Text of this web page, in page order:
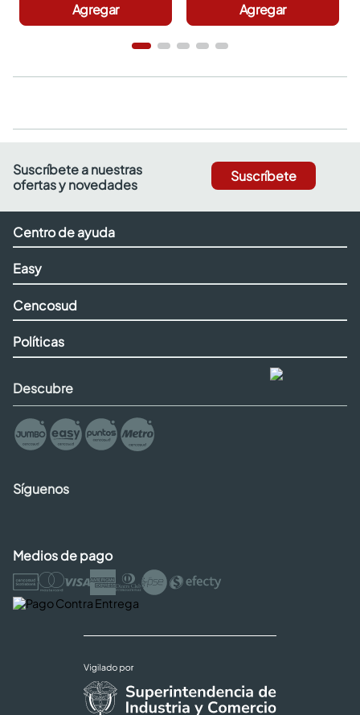
Agregar Agregar
Suscríbete a nuestras
ofertas y novedades
Suscríbete
Centro de ayuda
Easy
Cencosud
Políticas
Descubre
Síguenos
Medios de pago